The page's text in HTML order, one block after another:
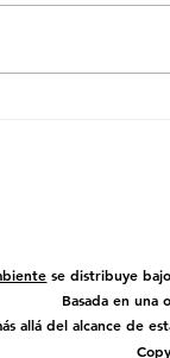
se distribuye
Basada en una
allá del alcance de